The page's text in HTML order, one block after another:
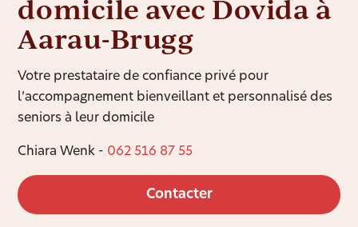
domicile avec Dovida à
Aarau-Brugg
Votre prestataire de confiance privé pour
l’accompagnement bienveillant et personnalisé des
seniors à leur domicile
Chiara Wenk - 062 516 87 55
Contacter